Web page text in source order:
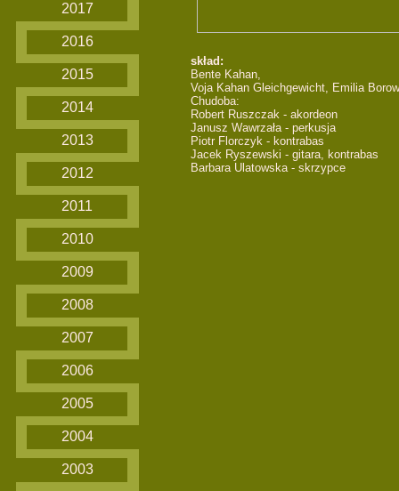
2017
2016
2015
2014
2013
2012
2011
2010
2009
2008
2007
2006
2005
2004
2003
skład:
Bente Kahan,
Voja Kahan Gleichgewicht, Emilia
Chudoba:
Robert Ruszczak - akordeon
Janusz Wawrzała - perkusja
Piotr Florczyk - kontrabas
Jacek Ryszewski - gitara, kontrabas
Barbara Ulatowska - skrzypce